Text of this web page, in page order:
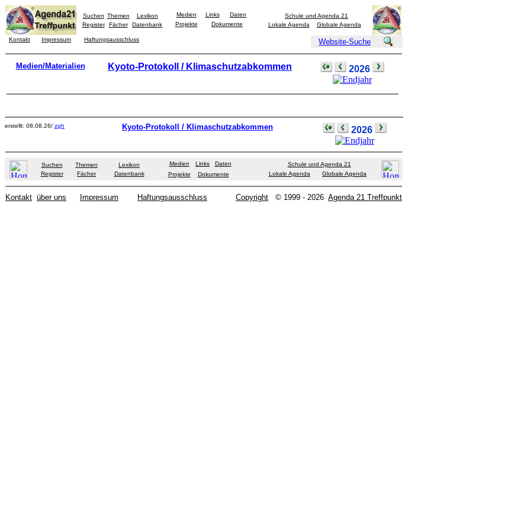
Suchen Themen
Lexikon
Register
Fächer Datenbank
Medien Links
Daten
Projekte
Dokumente
Schule und Agenda 21
Lokale Agenda
Globale Agenda
Kontakt Impressum Haftungsausschluss Website-Suche
Medien/Materialien Kyoto-Protokoll / Klimaschutzabkommen 2026
erstellt: 08.08.26/ zgh Kyoto-Protokoll / Klimaschutzabkommen 2026
Suchen Themen
Lexikon
Register
Fächer Datenbank
Medien Links
Daten
Projekte
Dokumente
Schule und Agenda 21
Lokale Agenda
Globale Agenda
Kontakt über uns Impressum Haftungsausschluss Copyright © 1999 - 2026 Agenda 21 Treffpunkt